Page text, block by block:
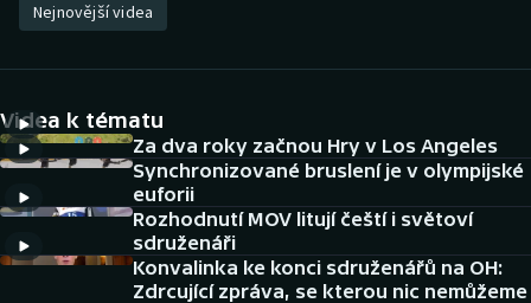
Atletika
DALŠÍ SPORTY
Americký fotbal
Baseball a softbal
NEPŘEHLÉDNĚTE
Soutěže
Nejnovější videa
Videa k tématu
Za dva roky začnou Hry v Los Angeles
Synchronizované bruslení je v olympijské
euforii
Rozhodnutí MOV litují čeští i světoví
sdruženáři
Konvalinka ke konci sdruženářů na OH:
Zdrcující zpráva, se kterou nic nemůžeme